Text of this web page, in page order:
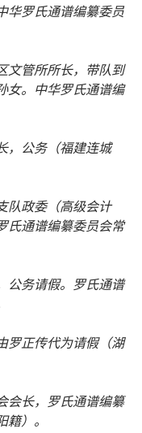
华罗氏通谱编纂委员
文管所所长，带队到
女。中华罗氏通谱编
，公务（福建连城
队政委（高级会计
氏通谱编纂委员会常
公务请假。罗氏通谱
罗正传代为请假（湖
会长，罗氏通谱编纂
）。